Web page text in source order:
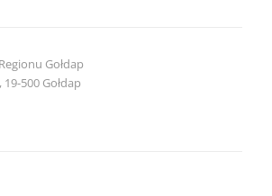
Gołdap
500 Gołdap